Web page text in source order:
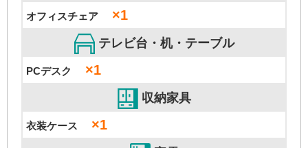
オフィスチェア ×1
テレビ台・机・テーブル
PCデスク ×1
収納家具
衣装ケース ×1